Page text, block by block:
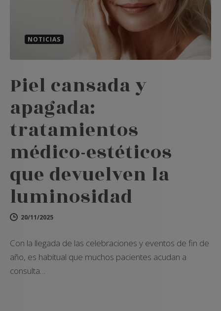
NOTICIAS
Piel cansada y
apagada:
tratamientos
médico-estéticos
que devuelven la
luminosidad
20/11/2025
Con la llegada de las celebraciones y eventos de fin de
año, es habitual que muchos pacientes acudan a
consulta…